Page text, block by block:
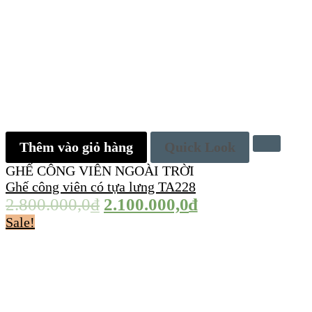
Thêm vào giỏ hàng
Quick Look
GHẾ CÔNG VIÊN NGOÀI TRỜI
Ghế công viên có tựa lưng TA228
2.800.000,0₫ 2.100.000,0₫
Sale!